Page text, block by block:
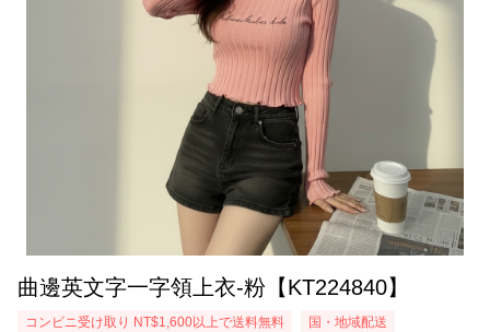
曲邊英文字一字領上衣-粉【KT224840】
コンビニ受け取り NT$1,600以上で送料無料 国・地域配送